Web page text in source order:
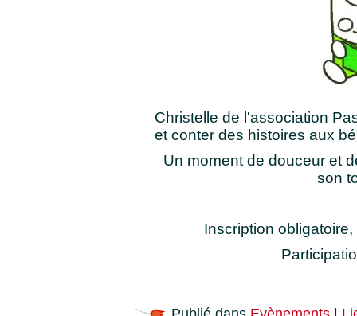
Christelle de l'association
et conter des histoires aux
Un moment de douceur et
son
Inscription